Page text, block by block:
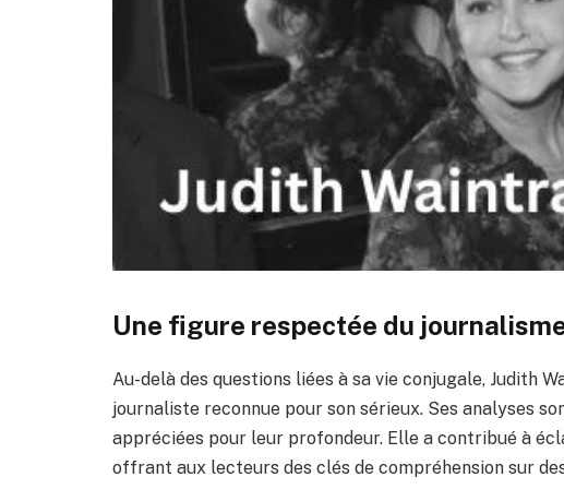
Une figure respectée du
Au-delà des questions liées à sa vie conjugale, Judith
journaliste reconnue pour son sérieux. Ses analyses
appréciées pour leur profondeur. Elle a contribué à
offrant aux lecteurs des clés de compréhension sur